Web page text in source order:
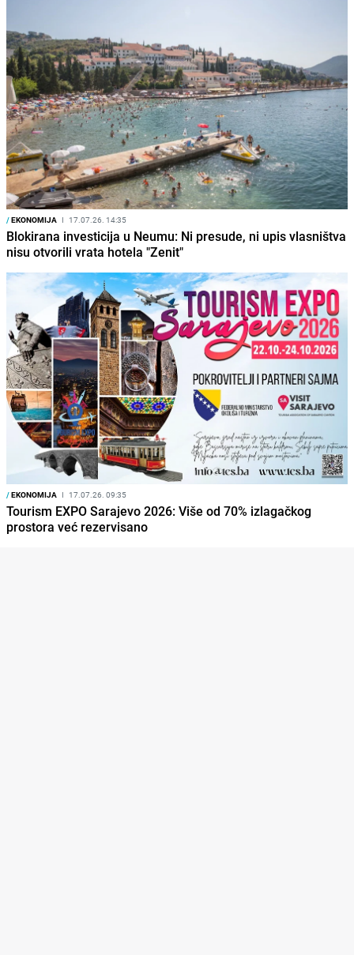
/EKONOMIJA I 17.07.26. 14:35
Blokirana investicija u Neumu: Ni presude, ni upis vlasništva
nisu otvorili vrata hotela "Zenit"
/EKONOMIJA I 17.07.26. 09:35
Tourism EXPO Sarajevo 2026: Više od 70% izlagačkog
prostora već rezervisano